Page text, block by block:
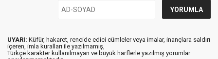
UYARI: Küfür, hakaret, rencide edici cümleler veya imalar, inançlara saldırı
içeren, imla kuralları ile yazılmamış,
Türkçe karakter kullanılmayan ve büyük harflerle yazılmış yorumlar